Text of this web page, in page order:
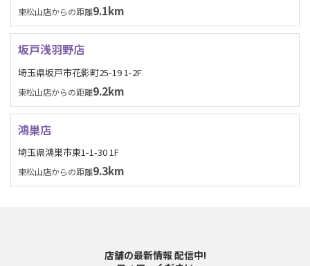
東松山店からの距離9.1km
坂戸浅羽野店
埼玉県坂戸市花影町25-19 1-2F
東松山店からの距離9.2km
鴻巣店
埼玉県鴻巣市東1-1-30 1F
東松山店からの距離9.3km
店舗の最新情報 配信中!